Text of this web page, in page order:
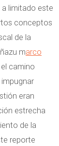
limitado este
conceptos
de la
marco
camino
eran
estrecha
de la
reporte